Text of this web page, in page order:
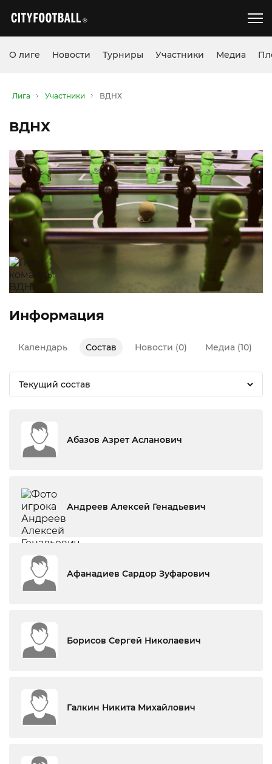
О лиге Новости Турниры Участники Медиа
Лига Участники ВДНХ
ВДНХ
Информация
Календарь Состав Новости (0) Медиа (10)
Текущий состав
Абазов Азрет Асланович
Андреев Алексей Генадьевич
Афанадиев Сардор Зуфарович
Борисов Сергей Николаевич
Галкин Никита Михайлович